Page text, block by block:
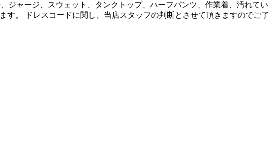
ャージ、スウェット、タンクトップ、ハーフパンツ、作業着、汚れてい
。 ドレスコードに関し、当店スタッフの判断とさせて頂きますのでご了